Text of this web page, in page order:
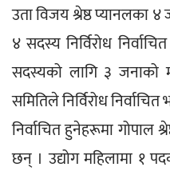
उता विजय श्रेष्ठ प्यानलका
४ सदस्य निर्विरोध
सदस्यको लागि ३ जनाको
समितिले निर्विरोध
निर्वाचित हुनेहरूमा गोपाल
छन् । उद्योग महिलामा १